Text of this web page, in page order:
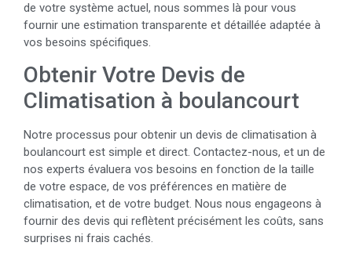
de votre système actuel, nous sommes là pour vous
fournir une estimation transparente et détaillée adaptée à
vos besoins spécifiques.
Obtenir Votre Devis de
Climatisation à boulancourt
Notre processus pour obtenir un devis de climatisation à
boulancourt est simple et direct. Contactez-nous, et un de
nos experts évaluera vos besoins en fonction de la taille
de votre espace, de vos préférences en matière de
climatisation, et de votre budget. Nous nous engageons à
fournir des devis qui reflètent précisément les coûts, sans
surprises ni frais cachés.